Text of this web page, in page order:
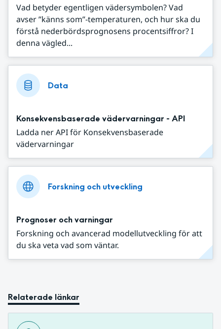
Vad betyder egentligen vädersymbolen? Vad
avser ”känns som”-temperaturen, och hur ska du
förstå nederbördsprognosens procentsiffror? I
denna vägled...
Data
Konsekvensbaserade vädervarningar - API
Ladda ner API för Konsekvensbaserade
vädervarningar
Forskning och utveckling
Prognoser och varningar
Forskning och avancerad modellutveckling för att
du ska veta vad som väntar.
Relaterade länkar